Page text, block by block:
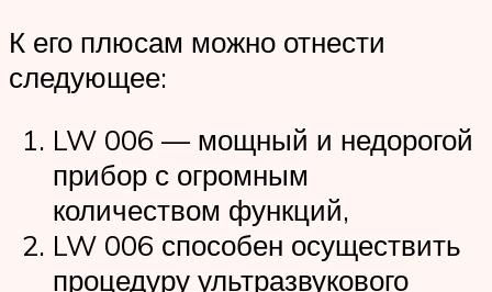
К его плюсам можно отнести
следующее:
LW 006 — мощный и недорогой
прибор с огромным
количеством функций,
LW 006 способен осуществить
процедуру ультразвукового